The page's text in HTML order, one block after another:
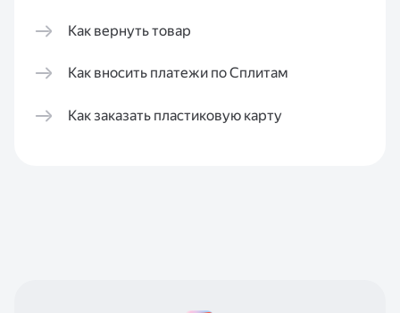
Как вернуть товар
Как вносить платежи по Сплитам
Как заказать пластиковую карту